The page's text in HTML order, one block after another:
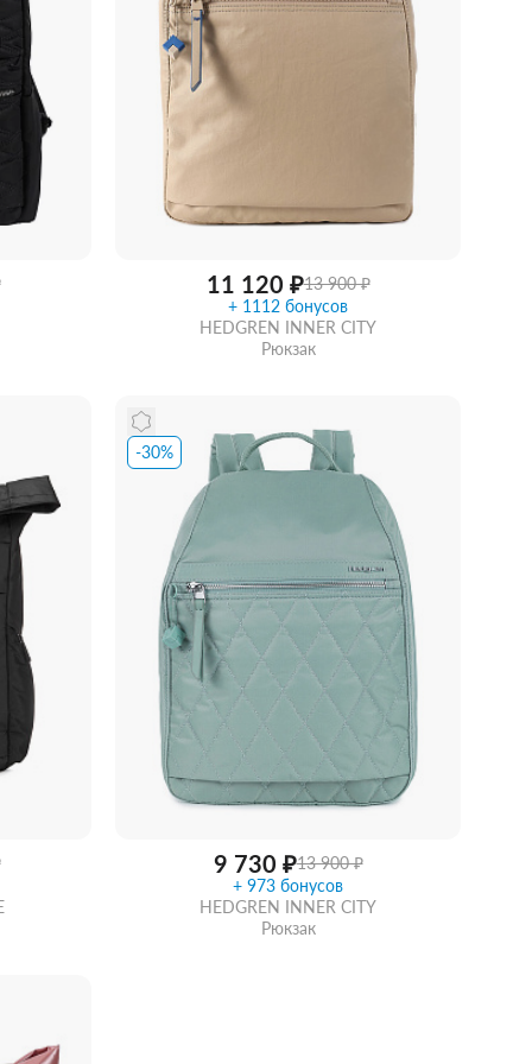
11 120 ₽13 900 ₽
+ 1112 бонусов
HEDGREN INNER CITY
Рюкзак
Забрать из магазинасо скидкой
-30%
9 730 ₽13 900 ₽
+ 973 бонусов
HEDGREN INNER CITY
Рюкзак